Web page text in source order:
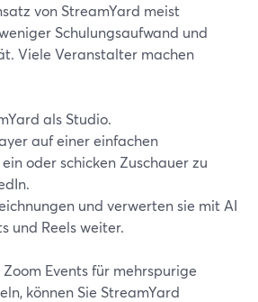
von StreamYard meist
Schulungsaufwand und
Viele Veranstalter machen
als Studio.
auf einer einfachen
oder schicken Zuschauer zu
und verwerten sie mit AI
und Reels weiter.
Events für mehrspurige
können Sie StreamYard